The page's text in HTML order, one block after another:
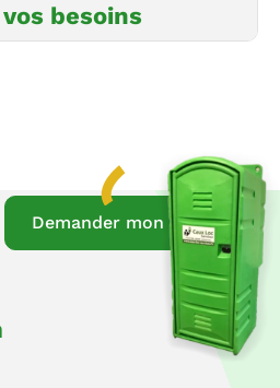
besoins
Demander mon devis